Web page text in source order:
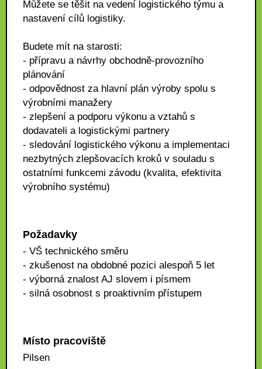
Můžete se těšit na vedení logistického týmu a
nastavení cílů logistiky.
Budete mít na starosti:
- přípravu a návrhy obchodně-provozního
plánování
- odpovědnost za hlavní plán výroby spolu s
výrobními manažery
- zlepšení a podporu výkonu a vztahů s
dodavateli a logistickými partnery
- sledování logistického výkonu a implementaci
nezbytných zlepšovacích kroků v souladu s
ostatními funkcemi závodu (kvalita, efektivita
výrobního systému)
Požadavky
- VŠ technického směru
- zkušenost na obdobné pozici alespoň 5 let
- výborná znalost AJ slovem i písmem
- silná osobnost s proaktivním přístupem
Místo pracoviště
Pilsen